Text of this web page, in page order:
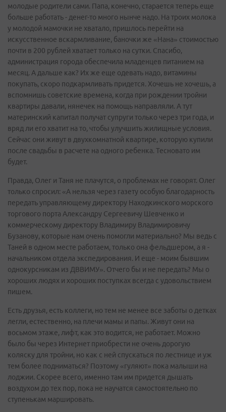
молодые родители сами. Папа, конечно, старается теперь еще
больше работать - денег-то много нынче надо. На троих молока
у молодой мамочки не хватало, пришлось перейти на
искусственное вскармливание, баночки же «Нана» стоимостью
почти в 200 рублей хватает только на сутки. Спасибо,
администрация города обеспечила младенцев питанием на
месяц. А дальше как? Их же еще одевать надо, витамины
покупать, скоро подкармливать придется. Хочешь не хочешь, а
вспомнишь советские времена, когда при рождении тройни
квартиры давали, нянечек на помощь направляли. А тут
материнский капитал получат супруги только через три года, и
вряд ли его хватит на то, чтобы улучшить жилищные условия.
Сейчас они живут в двухкомнатной квартире, которую купили
после свадьбы в расчете на одного ребенка. Тесновато им
будет.
Правда, Олег и Таня не плачутся, о проблемах не говорят. Олег
только спросил: «А нельзя через газету особую благодарность
передать управляющему директору Находкинского морского
торгового порта Александру Сергеевичу Шевченко и
коммерческому директору Владимиру Владимировичу
Бузанову, которые нам очень помогли материально? Мы ведь с
Таней в одном месте работаем, только она фельдшером, а я -
начальником отдела экспедирования. И еще - моим бывшим
однокурсникам из ДВВИМУ». Отчего бы и не передать? Мы о
хороших людях и хороших поступках всегда с удовольствием
пишем.
Есть друзья, есть коллеги, но тем не менее все заботы о детках
легли, естественно, на плечи мамы и папы. Живут они на
восьмом этаже, лифт, как это водится, не работает. Можно
было бы через Интернет приобрести не очень дорогую
коляску для тройни, но как с ней спускаться по лестнице и уж
тем более подниматься? Поэтому «гуляют» пока малыши на
лоджии. Скорее всего, именно там им придется дышать
воздухом до тех пор, пока не научатся самостоятельно по
ступенькам маршировать.